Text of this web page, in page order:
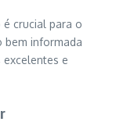
crucial para o
bem informada
e